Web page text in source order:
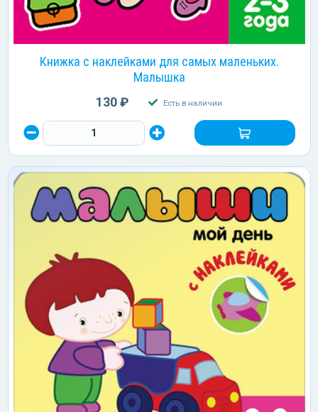
Книжка с наклейками для самых маленьких.
Малышка
130 ₽ Есть в наличии